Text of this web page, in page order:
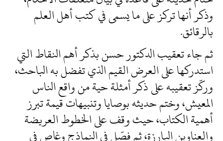
وذكر أنها تركز على ما يسمى في كتب أهل العلم
بالرقائق.
ثم جاء تعقيب الدكتور حسن بذكر أهم النقاط التي
استدركها على العرض القيم الذي تفضل به الباحث،
وركّز تعقيبه على ذكر أمثلة حية من واقع الناس
المعيش، وختم حديثه بوصايا وتنبيهات قيمة تبرز
أهمية الكتاب، حيث وقف على الخطوط العريضة
والعناوين البارزة، ثم فصّل في النماذج وغاص في